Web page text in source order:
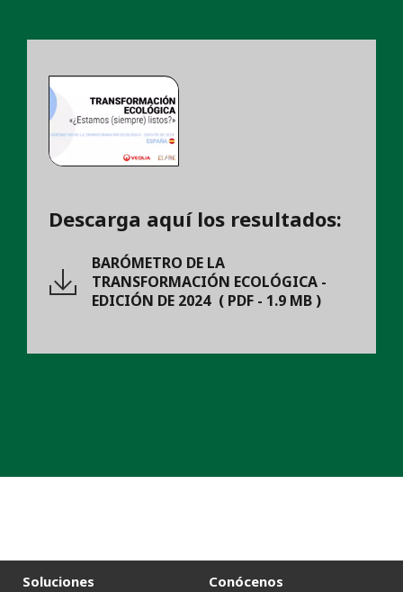
Descarga aquí los resultados:
BARÓMETRO DE LA
TRANSFORMACIÓN ECOLÓGICA -
EDICIÓN DE 2024 ( PDF - 1.9 MB )
Soluciones Conócenos